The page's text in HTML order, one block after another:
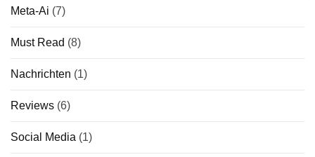
Meta-Ai (7)
Must Read (8)
Nachrichten (1)
Reviews (6)
Social Media (1)